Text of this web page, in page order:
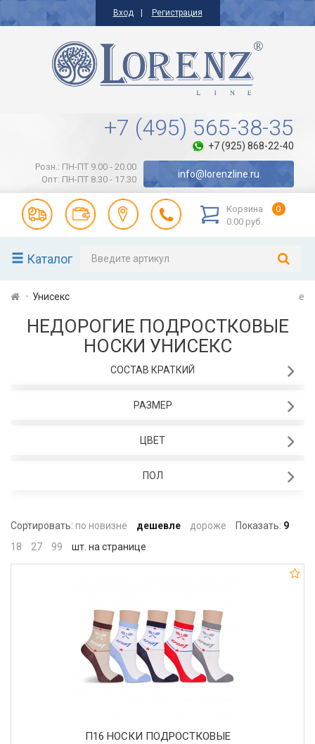
Вход Регистрация
+7 (495) 565-38-35
+7 (925) 868-22-40
Розн.: ПН-ПТ 9.00 - 20.00
Опт: ПН-ПТ 8.30 - 17.30
info@lorenzline.ru
Корзина
0
0.00 руб.
Каталог
Унисекс e
НЕДОРОГИЕ ПОДРОСТКОВЫЕ
НОСКИ УНИСЕКС
СОСТАВ КРАТКИЙ
РАЗМЕР
ЦВЕТ
ПОЛ
Сортировать: по новизне дешевле дороже Показать: 9
18
27 99 шт. на странице
П16 НОСКИ ПОДРОСТКОВЫЕ